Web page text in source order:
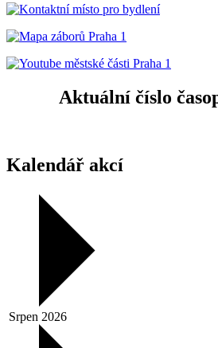
Aktuální číslo
Kalendář akcí
Srpen 2026